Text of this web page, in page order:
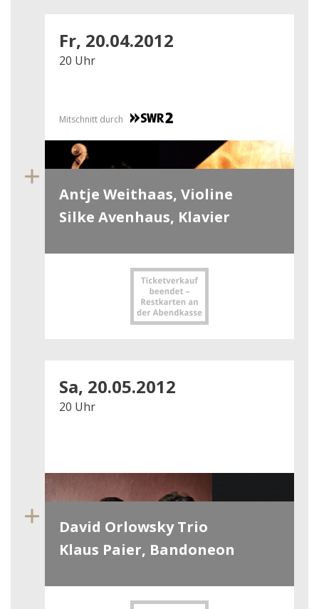
Fr, 20.04.2012
20 Uhr
Mitschnitt durch
Antje Weithaas, Violine
Silke Avenhaus, Klavier
Sa, 20.05.2012
20 Uhr
David Orlowsky Trio
Klaus Paier, Bandoneon